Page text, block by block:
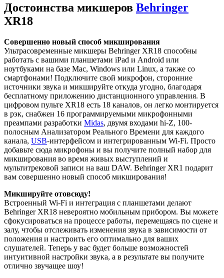
Достоинства микшеров Behringer
XR18
Совершенно новый способ микширования
Ультрасовременные микшеры Behringer XR18 способны
работать с вашими планшетами iPad и Android или
ноутбуками на базе Mac, Windows или Linux, а также со
смартфонами! Подключите свой микрофон, сторонние
источники звука и микшируйте откуда угодно, благодаря
бесплатному приложению дистанционного управления. В
цифровом пульте XR18 есть 18 каналов, он легко монтируется
в рэк, снабжен 16 программируемыми микрофонными
преампами разработки Midas, двумя входами hi-Z, 100-
полосным Анализатором Реального Времени для каждого
канала, USB-интерфейсом и интегрированным Wi-Fi. Просто
добавьте сюда микрофоны и вы получите полный набор для
микширования во время живых выступлений и
мультитрековой записи на ваш DAW. Behringer XR1 подарит
вам совершенно новый способ микширования!
Микшируйте отовсюду!
Встроенный Wi-Fi и интеграция с планшетами делают
Behringer XR18 невероятно мобильным прибором. Вы можете
сфокусироваться на процессе работы, перемещаясь по сцене и
залу, чтобы отслеживать изменения звука в зависимости от
положения и настроить его оптимально для ваших
слушателей. Теперь у вас будет больше возможностей
интуитивной настройки звука, а в результате вы получите
отлично звучащее шоу!